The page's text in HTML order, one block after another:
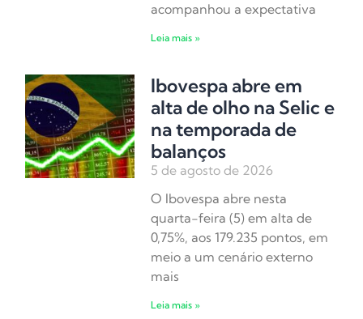
acompanhou a expectativa
Leia mais »
Ibovespa abre em
alta de olho na Selic e
na temporada de
balanços
5 de agosto de 2026
O Ibovespa abre nesta
quarta-feira (5) em alta de
0,75%, aos 179.235 pontos, em
meio a um cenário externo
mais
Leia mais »